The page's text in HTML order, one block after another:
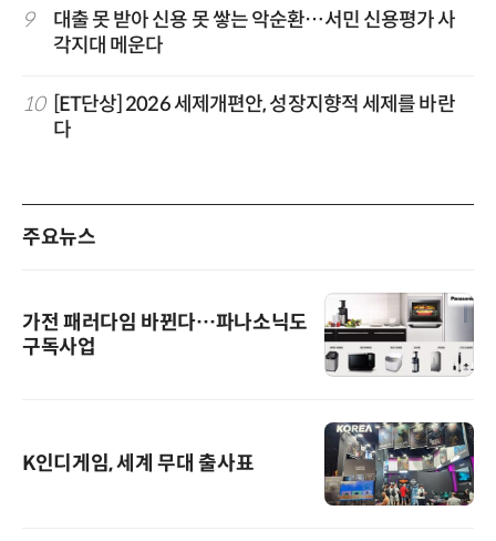
9
대출 못 받아 신용 못 쌓는 악순환…서민 신용평가 사
각지대 메운다
10
[ET단상] 2026 세제개편안, 성장지향적 세제를 바란
다
주요뉴스
가전 패러다임 바뀐다…파나소닉도
구독사업
K인디게임, 세계 무대 출사표